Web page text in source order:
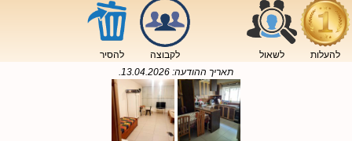
להעלות לשאול לקבוצה
להסיר
תאריך ההודעה: 13.04.2026
.